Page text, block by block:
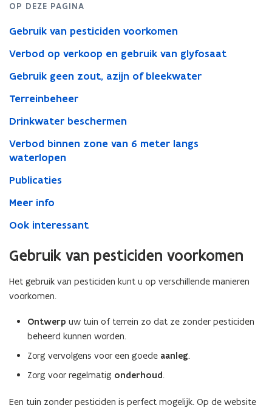
OP DEZE PAGINA
Gebruik van pesticiden voorkomen
Verbod op verkoop en gebruik van glyfosaat
Gebruik geen zout, azijn of bleekwater
Terreinbeheer
Drinkwater beschermen
Verbod binnen zone van 6 meter langs
waterlopen
Publicaties
Meer info
Ook interessant
Gebruik van pesticiden voorkomen
Het gebruik van pesticiden kunt u op verschillende manieren
voorkomen.
Ontwerp uw tuin of terrein zo dat ze zonder pesticiden
beheerd kunnen worden.
Zorg vervolgens voor een goede aanleg.
Zorg voor regelmatig onderhoud.
Een tuin zonder pesticiden is perfect mogelijk. Op de website